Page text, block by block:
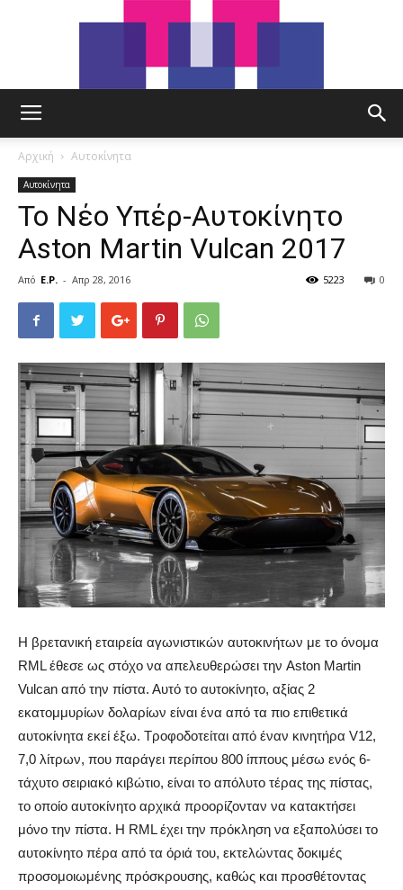
Αρχική Αυτοκίνητα
Αυτοκίνητα
Το Νέο Υπέρ-Αυτοκίνητο
Aston Martin Vulcan 2017
Από E.P. - Απρ 28, 2016 0
5223
Η βρετανική εταιρεία αγωνιστικών αυτοκινήτων με το όνομα
RML έθεσε ως στόχο να απελευθερώσει την Aston Martin
Vulcan από την πίστα. Αυτό το αυτοκίνητο, αξίας 2
εκατομμυρίων δολαρίων είναι ένα από τα πιο επιθετικά
αυτοκίνητα εκεί έξω. Τροφοδοτείται από έναν κινητήρα V12,
7,0 λίτρων, που παράγει περίπου 800 ίππους μέσω ενός 6-
τάχυτο σειριακό κιβώτιο, είναι το απόλυτο τέρας της πίστας,
το οποίο αυτοκίνητο αρχικά προορίζονταν να κατακτήσει
μόνο την πίστα. Η RML έχει την πρόκληση να εξαπολύσει το
αυτοκίνητο πέρα από τα όριά του, εκτελώντας δοκιμές
προσομοιωμένης πρόσκρουσης, καθώς και προσθέτοντας